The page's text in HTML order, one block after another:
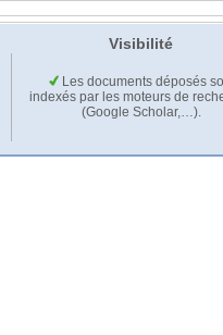
Visibilité
Les documents déposés
indexés par les moteurs de
(Google Scholar,…).